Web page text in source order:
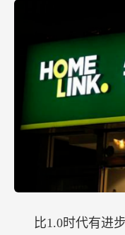
比1.0时代有进